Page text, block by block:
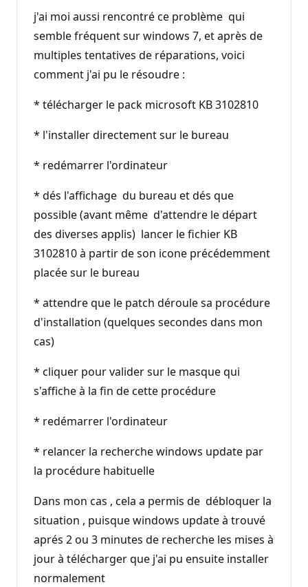
j'ai moi aussi rencontré ce problème qui
semble fréquent sur windows 7, et après de
multiples tentatives de réparations, voici
comment j'ai pu le résoudre :
* télécharger le pack microsoft KB 3102810
* l'installer directement sur le bureau
* redémarrer l'ordinateur
* dés l'affichage du bureau et dés que
possible (avant même d'attendre le départ
des diverses applis) lancer le fichier KB
3102810 à partir de son icone précédemment
placée sur le bureau
* attendre que le patch déroule sa procédure
d'installation (quelques secondes dans mon
cas)
* cliquer pour valider sur le masque qui
s'affiche à la fin de cette procédure
* redémarrer l'ordinateur
* relancer la recherche windows update par
la procédure habituelle
Dans mon cas , cela a permis de débloquer la
situation , puisque windows update à trouvé
aprés 2 ou 3 minutes de recherche les mises à
jour à télécharger que j'ai pu ensuite installer
normalement